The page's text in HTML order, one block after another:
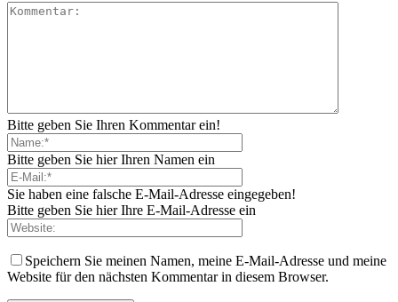
Bitte geben Sie Ihren Kommentar ein!
Bitte geben Sie hier Ihren Namen ein
Sie haben eine falsche E-Mail-Adresse eingegeben!
Bitte geben Sie hier Ihre E-Mail-Adresse ein
Speichern Sie meinen Namen, meine E-Mail-Adresse und meine
Website für den nächsten Kommentar in diesem Browser.